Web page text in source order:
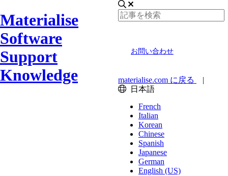
Materialise
Software
Support
Knowledge
お問い合わせ
materialise.com に戻る
|
日本語
French
Italian
Korean
Chinese
Spanish
Japanese
German
English (US)